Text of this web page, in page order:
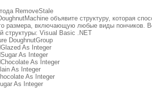
RemoveStale
объявите структуру, которая
размера, включающую любые виды пончиков.
структуры: Visual Basic .NET
DoughnutGroup
As Integer
As Integer
As Integer
As Integer
As Integer
As Integer